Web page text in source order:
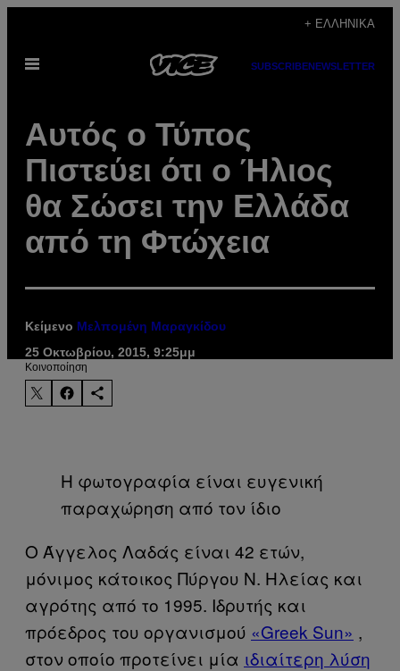
περιεχόμενο
+ ΕΛΛΗΝΙΚΆ
Ανοίξτε
SUBSCRIBENEWSLETTER
Αυτός ο Τύπος
Πιστεύει ότι ο Ήλιος
θα Σώσει την Ελλάδα
από τη Φτώχεια
Κείμενο Μελπομένη Μαραγκίδου
25 Οκτωβρίου, 2015, 9:25μμ
Kοινοποίηση
Η φωτογραφία είναι ευγενική
παραχώρηση από τον ίδιο
Ο Άγγελος Λαδάς είναι 42 ετών,
μόνιμος κάτοικος Πύργου Ν. Ηλείας και
αγρότης από το 1995. Ιδρυτής και
πρόεδρος του οργανισμού «Greek Sun» ,
στον οποίο προτείνει μία ιδιαίτερη λύση